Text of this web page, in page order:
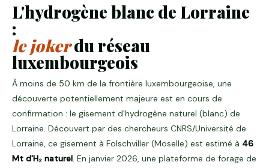
L'hydrogène blanc de Lorraine
:
le jokerdu réseau
luxembourgeois
À moins de 50 km de la frontière luxembourgeoise, une
découverte potentiellement majeure est en cours de
confirmation : le gisement d'hydrogène naturel (blanc) de
Lorraine. Découvert par des chercheurs CNRS/Université de
Lorraine, ce gisement à Folschviller (Moselle) est estimé à 46
Mt d'H₂ naturel. En janvier 2026, une plateforme de forage de